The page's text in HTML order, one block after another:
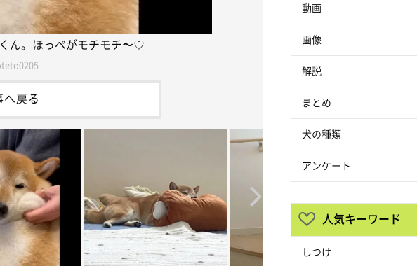
ん。ほっぺがモチモチ〜♡
へ戻る
動画
画像
解説
まとめ
犬の種類
アンケート
人気キーワード
しつけ